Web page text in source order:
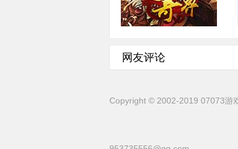
角色扮演·2.5D·即时
网友评论
Copyright © 2002-2019 07073游